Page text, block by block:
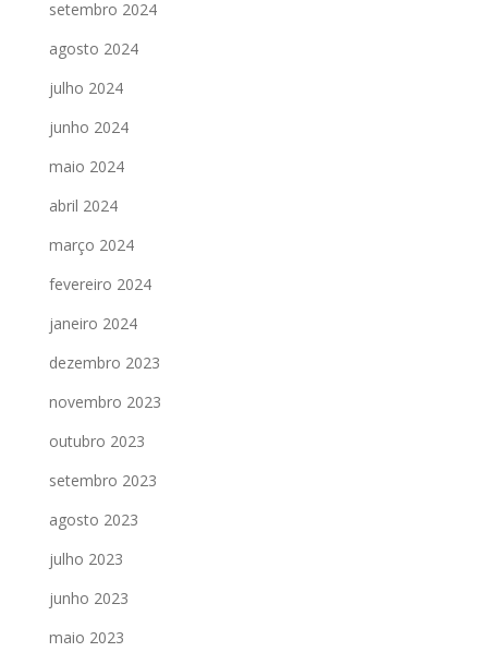
setembro 2024
agosto 2024
julho 2024
junho 2024
maio 2024
abril 2024
março 2024
fevereiro 2024
janeiro 2024
dezembro 2023
novembro 2023
outubro 2023
setembro 2023
agosto 2023
julho 2023
junho 2023
maio 2023